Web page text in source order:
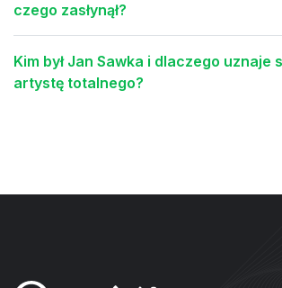
czego zasłynął?
Kim był Jan Sawka i dlaczego uznaje
artystę totalnego?